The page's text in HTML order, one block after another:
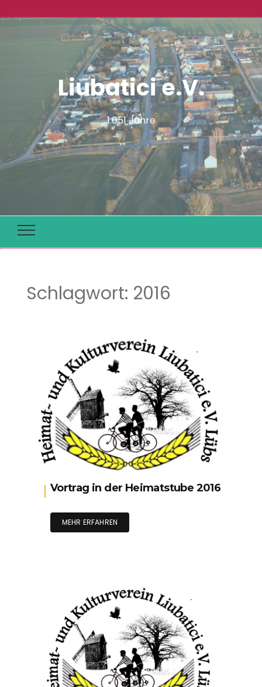
Liubatici e.V.
1.051 Jahre
Schlagwort: 2016
Vortrag in der Heimatstube 2016
MEHR ERFAHREN